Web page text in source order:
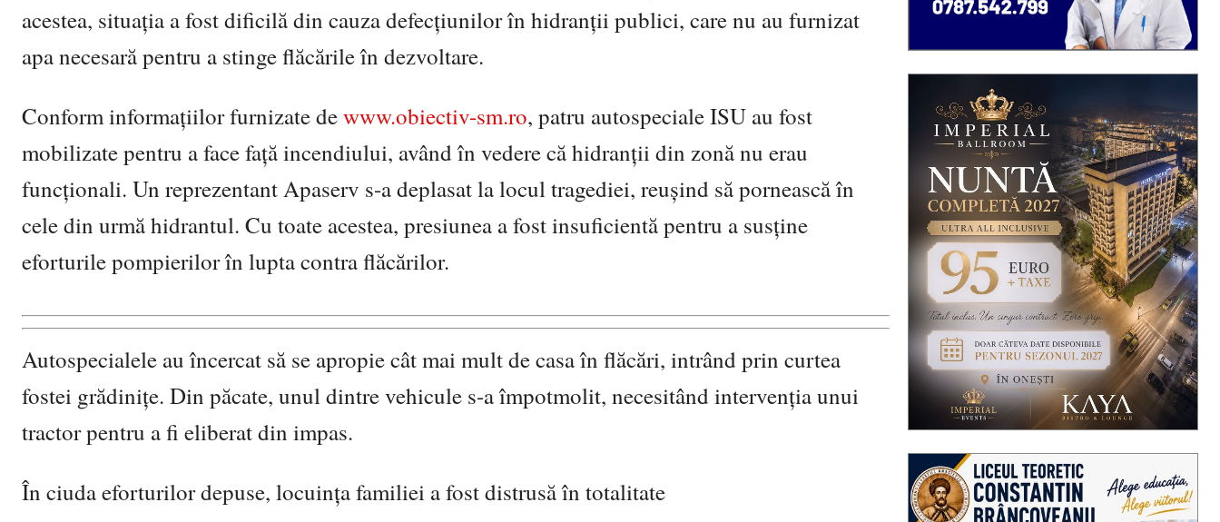
acestea, situația a fost dificilă din cauza defecțiunilor în hidranții publici, care nu au furnizat
apa necesară pentru a stinge flăcările în dezvoltare.
Conform informațiilor furnizate dewww.obiectiv-sm.ro, patru autospeciale ISU au fost
mobilizate pentru a face față incendiului, având în vedere că hidranții din zonă nu erau
funcționali. Un reprezentant Apaserv s-a deplasat la locul tragediei, reușind să pornească în
cele din urmă hidrantul. Cu toate acestea, presiunea a fost insuficientă pentru a susține
eforturile pompierilor în lupta contra flăcărilor.
Autospecialele au încercat să se apropie cât mai mult de casa în flăcări, intrând prin curtea
fostei grădinițe. Din păcate, unul dintre vehicule s-a împotmolit, necesitând intervenția unui
tractor pentru a fi eliberat din impas.
În ciuda eforturilor depuse, locuința familiei a fost distrusă în totalitate